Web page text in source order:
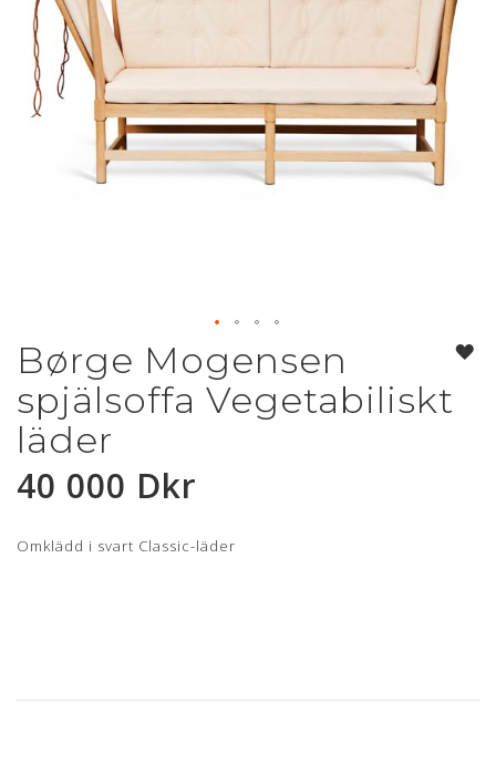
Hoppa
till
början
av
bildgalleriet
Børge Mogensen
spjälsoffa Vegetabiliskt
läder
40 000 Dkr
Omklädd i svart Classic-läder